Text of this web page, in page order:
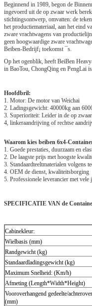
Beginnend in 1989, begon de
ingevoerd uit de op zwaar werk
stichtingsontwerp, omvatten: de
het productiemateriaal, aan het eind
zware vrachtwagens van
geen hoogwaardige zware
Beiben-Bedrijf¡ toekomst ¯s.
Op het ogenblik, heeft BeiBen
in BaoTou, ChongQing en PengLai
Hoofdbril:
1. Motor: De motor van Weichai
2. Ladingsgewicht: 40000kg aan
3. Superioriteit: Leider in de op
4, linkeraandrijving of rechtse
Waarom kies beiben 6x4-
1. Goede prestaties, duurzaam en
2. De laagste prijs met hoogste
3. Standaardteeltmaterialen volgens
4. OEM de dienst, kwaliteitsborging
5. Professionele leverancier met vele
SPECIFICATIE VAN de
Cabinekleur:
Wielbasis (mm)
Randgewicht (kg)
Standaardladingsgewicht (kg)
Maximum Snelheid: (Km/h)
Afmeting (Length*Width*Height)
Vooroverhangend gedeelte/
(mm)